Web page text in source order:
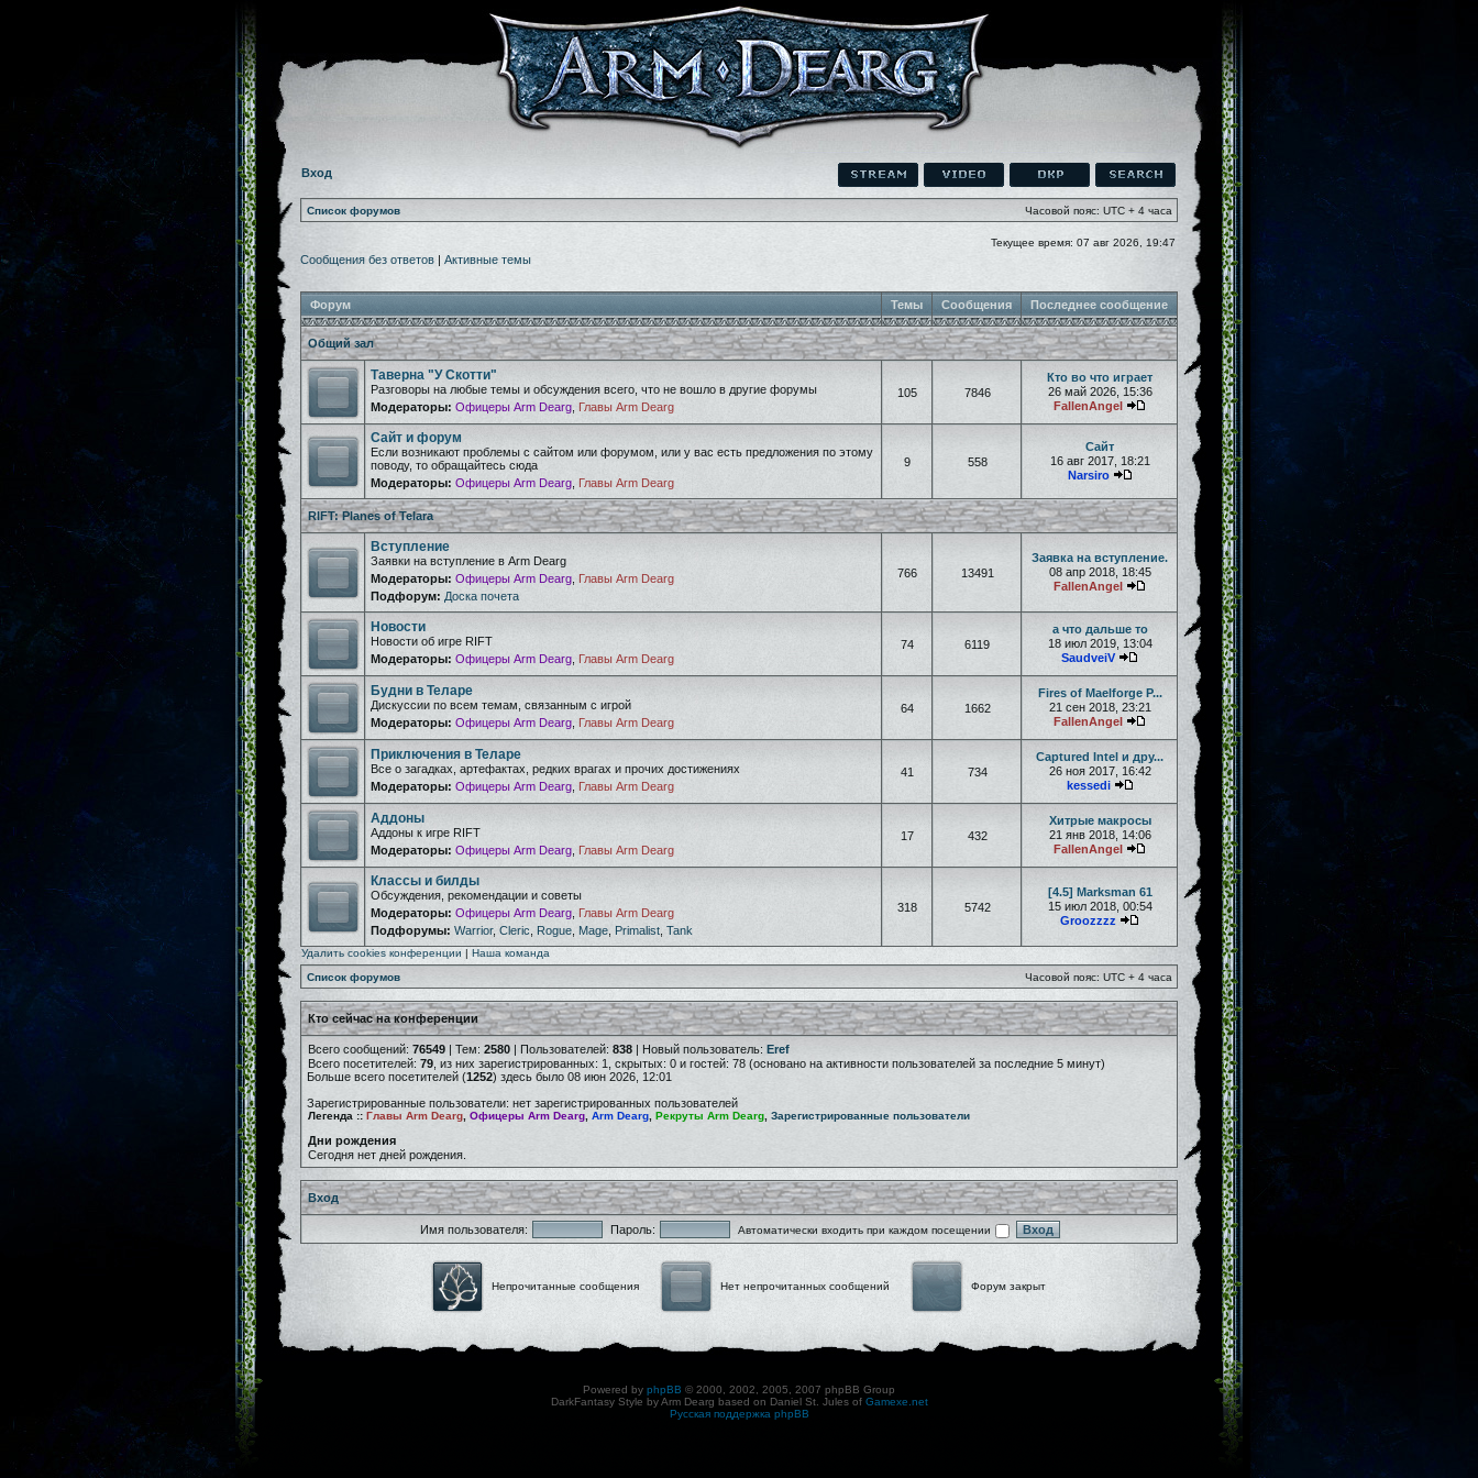
Вход
Список форумов Часовой пояс: UTC + 4 часа
Текущее время: 07 авг 2026, 19:47
Сообщения без ответов | Активные темы
Форум Темы Сообщения Последнее сообщение
Общий зал
Таверна "У Скотти"
Разговоры на любые темы и обсуждения всего, что не вошло в другие форумы
Модераторы: Офицеры Arm Dearg Главы Arm Dearg
105 7846
Кто во что играет
26 май 2026, 15:36
FallenAngel
Сайт и форум
Если возникают проблемы с сайтом или форумом, или у вас есть предложения по этому
поводу, то обращайтесь сюда
Модераторы: Офицеры Arm Dearg Главы Arm Dearg
9 558
Сайт
16 авг 2017, 18:21
Narsiro
RIFT: Planes of Telara
Вступление
Заявки на вступление в Arm Dearg
Модераторы: Офицеры Arm Dearg Главы Arm Dearg
Подфорум: Доска почета
766 13491
Заявка на вступление.
08 апр 2018, 18:45
FallenAngel
Новости
Новости об игре RIFT
Модераторы: Офицеры Arm Dearg Главы Arm Dearg
74 6119
а что дальше то
18 июл 2019, 13:04
SaudveiV
Будни в Теларе
Дискуссии по всем темам, связанным с игрой
Модераторы: Офицеры Arm Dearg Главы Arm Dearg
64 1662
Fires of Maelforge P...
21 сен 2018, 23:21
FallenAngel
Приключения в Теларе
Все о загадках, артефактах, редких врагах и прочих достижениях
Модераторы: Офицеры Arm Dearg Главы Arm Dearg
41 734
Captured Intel и дру...
26 ноя 2017, 16:42
kessedi
Аддоны
Аддоны к игре RIFT
Модераторы: Офицеры Arm Dearg Главы Arm Dearg
17 432
Хитрые макросы
21 янв 2018, 14:06
FallenAngel
Классы и билды
Обсуждения, рекомендации и советы
Модераторы: Офицеры Arm Dearg Главы Arm Dearg
Подфорумы: Warrior, Cleric Rogue Mage Primalist Tank
318 5742
[4.5] Marksman 61
15 июл 2018, 00:54
Groozzzz
Удалить cookies конференции | Наша команда
Список форумов
Часовой пояс: UTC + 4 часа
Кто сейчас на конференции
Всего сообщений: 76549 | Тем: 2580 | Пользователей: 838 | Новый пользователь: Eref
Всего посетителей: 79 , из них зарегистрированных: 1, скрытых: 0 и гостей: 78 (основано на активности пользователей за последние 5 минут)
Больше всего посетителей (1252) здесь было 08 июн 2026, 12:01
Зарегистрированные пользователи: нет зарегистрированных пользователей
Легенда :: Главы Arm Dearg Офицеры Arm Dearg Arm Dearg Рекруты Arm Dearg Зарегистрированные пользователи
Дни рождения
Сегодня нет дней рождения.
Вход
Имя пользователя: Пароль: Автоматически входить при каждом посещении
Непрочитанные сообщения Нет непрочитанных сообщений Форум закрыт
Powered by phpBB © 2000, 2002, 2005, 2007 phpBB Group
DarkFantasy Style by Arm Dearg based on Daniel St. Jules of Gamexe.net
Русская поддержка phpBB